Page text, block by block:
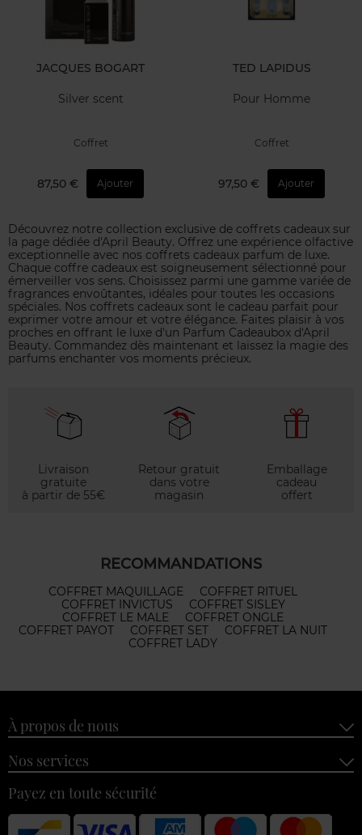
JACQUES BOGART
Silver scent
Coffret
87,50 € Ajouter
TED LAPIDUS
Pour Homme
Coffret
97,50 € Ajouter
Découvrez notre collection exclusive de coffrets cadeaux sur
la page dédiée d'April Beauty. Offrez une expérience olfactive
exceptionnelle avec nos coffrets cadeaux parfum de luxe.
Chaque coffre cadeaux est soigneusement sélectionné pour
émerveiller vos sens. Choisissez parmi une gamme variée de
fragrances envoûtantes, idéales pour toutes les occasions
spéciales. Nos coffrets cadeaux sont le cadeau parfait pour
exprimer votre amour et votre élégance. Faites plaisir à vos
proches en offrant le luxe d'un Parfum Cadeaubox d'April
Beauty. Commandez dès maintenant et laissez la magie des
parfums enchanter vos moments précieux.
Livraison
gratuite
à partir de 55€
Retour gratuit
dans votre
magasin
Emballage
cadeau
offert
RECOMMANDATIONS
COFFRET MAQUILLAGE
COFFRET RITUEL
COFFRET INVICTUS
COFFRET SISLEY
COFFRET LE MALE
COFFRET ONGLE
COFFRET PAYOT
COFFRET SET
COFFRET LA NUIT
COFFRET LADY
À propos de nous
Nos services
Payez en toute sécurité